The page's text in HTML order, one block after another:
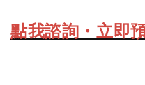
點我諮詢・立即